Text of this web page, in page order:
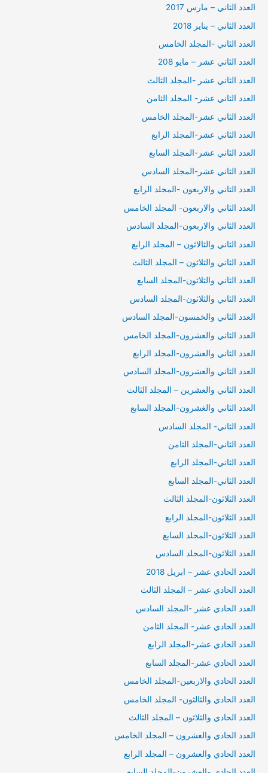
العدد الثاني – مارس 2017
العدد الثاني – يناير 2018
العدد الثاني -المجلد الخامس
العدد الثاني عشر – مايو 208
العدد الثاني عشر -المجلد الثالث
العدد الثاني عشر- المجلد الثامن
العدد الثاني عشر-المجلد الخامس
العدد الثاني عشر-المجلد الرابع
العدد الثاني عشر-المجلد السابع
العدد الثاني عشر-المجلد السادس
العدد الثاني والاربعون -المجلد الرابع
العدد الثاني والاربعون- المجلد الخامس
العدد الثاني والاربعون-المجلد السادس
العدد الثاني والثالاثون – المجلد الرابع
العدد الثاني والثلاثون – المجلد الثالث
العدد الثاني والثلاثون-المجلد السابع
العدد الثاني والثلاثون-المجلد السادس
العدد الثاني والخمسون-المجلد السادس
العدد الثاني والعشرون-المجلد الخامس
العدد الثاني والعشرون-المجلد الرابع
العدد الثاني والعشرون-المجلد السادس
العدد الثاني والعشرين – المجلد الثالث
العدد الثاني والغشرون-المجلد السابع
العدد الثاني- المجلد السادس
العدد الثاني-المجلد الثامن
العدد الثاني-المجلد الرابع
العدد الثاني-المجلد السابع
العدد الثلاثون-المجلد الثالث
العدد الثلاثون-المجلد الرابع
العدد الثلاثون-المجلد السابع
العدد الثلاثون-المجلد السادس
العدد الحادي عشر – ابريل 2018
العدد الحادي عشر – المجلد الثالث
العدد الحادي عشر -المجلد السادس
العدد الحادي عشر- المجلد الثامن
العدد الحادي عشر-المجلد الرابع
العدد الحادي عشر-المجلد السابع
العدد الحادي والاربعين-المجلد الخامس
العدد الحادي والثالثون- المجلد الخامس
العدد الحادي والثلاثون – المجلد الثالث
العدد الحادي والعشرون – المجلد الخامس
العدد الحادي والعشرون – المجلد الرابع